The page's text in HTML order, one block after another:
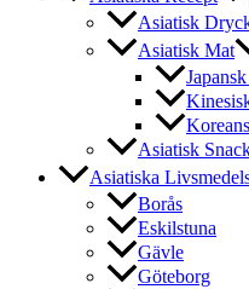
Asiatisk
Asiatisk Mat
Asiatisk
Asiatiska
Borås
Eskilstuna
Gävle
Göteborg